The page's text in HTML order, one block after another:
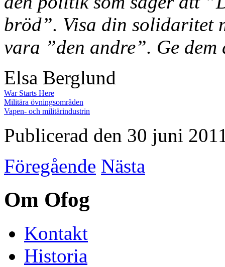
bröd”. Visa din solidaritet
vara ”den andre”. Ge
Elsa Berglund
War Starts Here
Militära övningsområden
Vapen- och militärindustrin
Publicerad den 30 juni
Föregående Nästa
Om Ofog
Kontakt
Historia